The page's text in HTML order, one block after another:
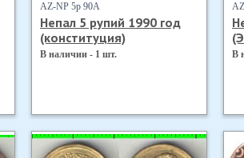
AZ-NP 5р 90А
Непал 5 рупий 1990 год
(конституция)
В наличии - 1 шт. В